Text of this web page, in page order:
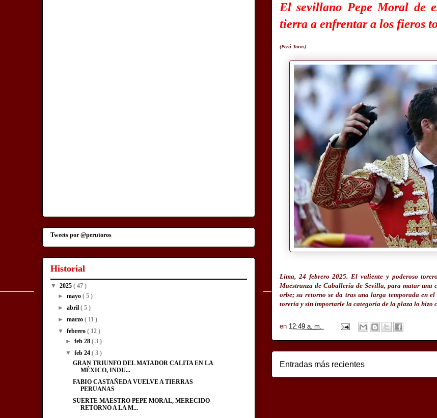
El sevillano Pepe Moral de
tierra a enfrentar a los fieros
(Perú Toros)
Lima, 24 febrero 2025. El valiente y poderoso
Maestranza de Caballería de Sevilla, para matar
orbe; su retorno se da tras una larga temporada en
torería y sin importarle la categoría de la plaza lo hizo
en 12:49 a. m.
Entradas más recientes
Tweets por @perutoros
Historial
▼ 2025 ( 47 )
►mayo( 5 )
►abril( 5 )
►marzo( 11 )
▼febrero( 12 )
► feb 28 ( 3 )
▼ feb 24 ( 3 )
GRAN TRIUNFO DEL MATADOR CALITA EN LA
MÉXICO, INDU...
FABIO CASTAÑEDA VUELVE A TIERRAS
PERUANAS
SUERTE MAESTRO PEPE MORAL, MERECIDO
RETORNO A LA M...